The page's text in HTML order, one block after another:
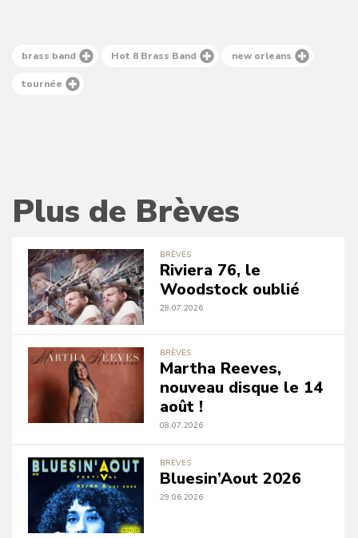
brass band Hot 8 Brass Band new orleans
tournée
Plus de Brèves
BRÈVES
Riviera 76, le
Woodstock oublié
28.07.2026
BRÈVES
Martha Reeves,
nouveau disque le 14
août !
08.07.2026
BRÈVES
Bluesin’Aout 2026
29.06.2026